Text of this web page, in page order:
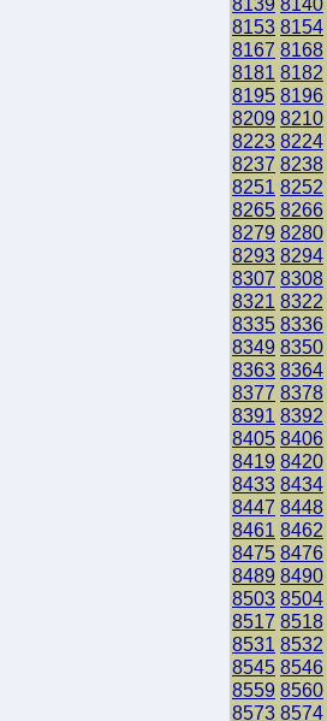
8153 8154
8167 8168
8181 8182
8195 8196
8209 8210
8223 8224
8237 8238
8251 8252
8265 8266
8279 8280
8293 8294
8307 8308
8321 8322
8335 8336
8349 8350
8363 8364
8377 8378
8391 8392
8405 8406
8419 8420
8433 8434
8447 8448
8461 8462
8475 8476
8489 8490
8503 8504
8517 8518
8531 8532
8545 8546
8559 8560
8573 8574